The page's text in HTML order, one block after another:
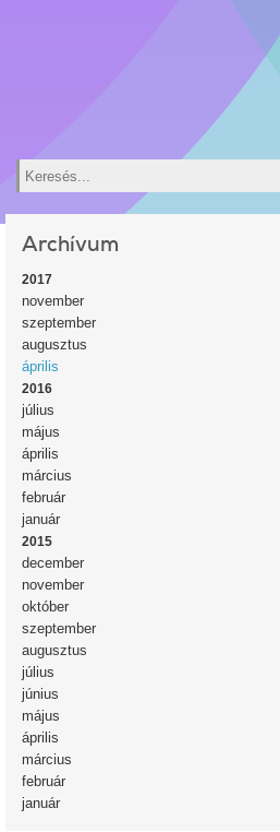
Keresés
Archívum
2017
november
szeptember
augusztus
április
2016
július
május
április
március
február
január
2015
december
november
október
szeptember
augusztus
július
június
május
április
március
február
január